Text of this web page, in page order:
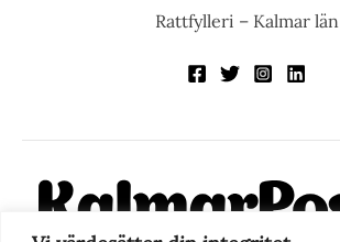
Rattfylleri – Kalmar län